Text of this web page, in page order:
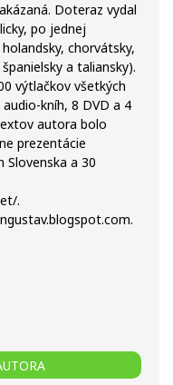
Doteraz vydal
po jednej
chorvátsky,
a taliansky).
výtlačkov všetkých
kníh, 8 DVD a 4
autora bolo
prezentácie
Slovenska a 30
.